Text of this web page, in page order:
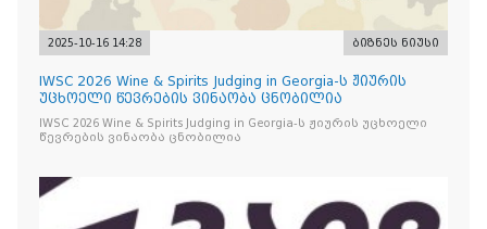
2025-10-16 14:28 ბიზნეს ნიუსი
IWSC 2026 Wine & Spirits Judging in Georgia-ს ჟიურის
უცხოელი წევრების ვინაობა ცნობილია
IWSC 2026 Wine & Spirits Judging in Georgia-ს ჟიურის უცხოელი
წევრების ვინაობა ცნობილია